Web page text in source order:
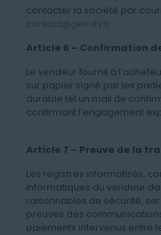
contacter la société par
contact@gemity.fr
Article 6 – Confirmation
Le vendeur fournit à
sur papier signé par les
durable tel un mail de
confirmant l’engagement
Article 7 – Preuve de la
Les registres informatisés,
informatiques du vendeur
raisonnables de sécurité,
preuves des
paiements intervenus entre